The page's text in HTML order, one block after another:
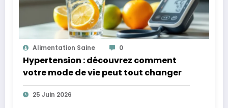
Alimentation Saine 0
Hypertension : découvrez comment
votre mode de vie peut tout changer
25 Juin 2026